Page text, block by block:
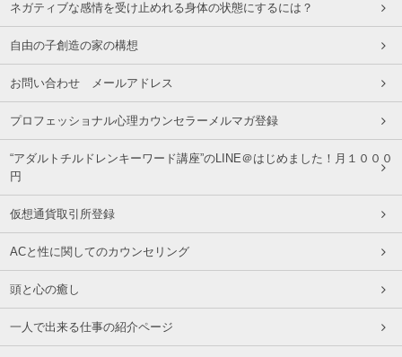
ネガティブな感情を受け止めれる身体の状態にするには？
自由の子創造の家の構想
お問い合わせ メールアドレス
プロフェッショナル心理カウンセラーメルマガ登録
“アダルトチルドレンキーワード講座”のLINE＠はじめました！月１０００
円
仮想通貨取引所登録
ACと性に関してのカウンセリング
頭と心の癒し
一人で出来る仕事の紹介ページ